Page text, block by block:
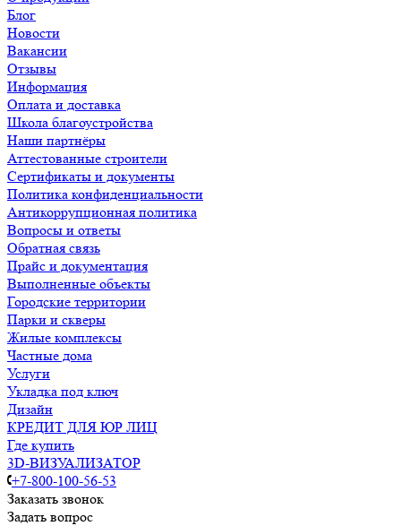
Блог
Новости
Вакансии
Отзывы
Информация
Оплата и доставка
Школа благоустройства
Наши партнёры
Аттестованные строители
Сертификаты и документы
Политика конфиденциальности
Антикоррупционная политика
Вопросы и ответы
Обратная связь
Прайс и документация
Выполненные объекты
Городские территории
Парки и скверы
Жилые комплексы
Частные дома
Услуги
Укладка под ключ
Дизайн
КРЕДИТ ДЛЯ ЮР ЛИЦ
Где купить
3D-ВИЗУАЛИЗАТОР
+7-800-100-56-53
Заказать звонок
Задать вопрос